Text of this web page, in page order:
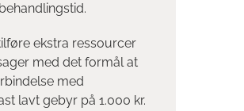
ekstra ressourcer
med det formål at
med
lavt gebyr på 1.000 kr.